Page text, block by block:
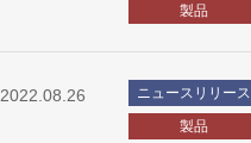
製品
2022.08.26
ニュースリリース
製品